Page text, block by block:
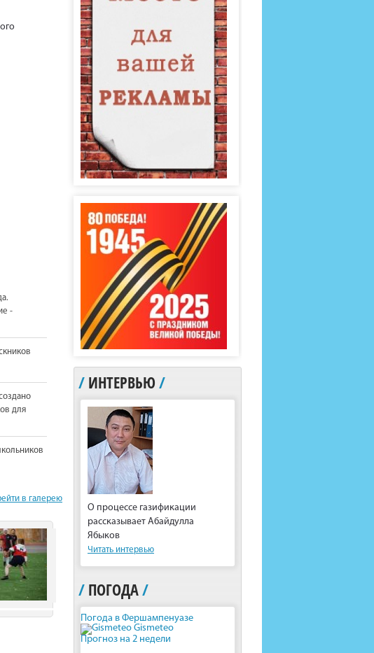
-
для
по
в
в галерею
/ ИНТЕРВЬЮ /
О процессе газификации
рассказывает Абайдулла
Ябыков
Читать интервью
/ ПОГОДА/
Погода в Фершампенуазе
Gismeteo
Прогноз на 2 недели